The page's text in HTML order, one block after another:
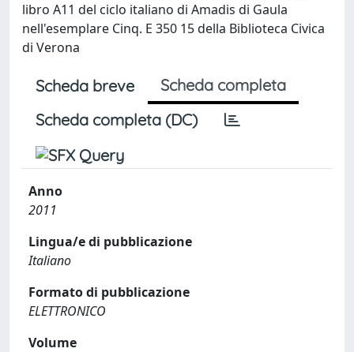
libro A11 del ciclo italiano di Amadis di Gaula
nell'esemplare Cinq. E 350 15 della Biblioteca Civica
di Verona
Scheda breve
Scheda completa
Scheda completa (DC)
Anno
2011
Lingua/e di pubblicazione
Italiano
Formato di pubblicazione
ELETTRONICO
Volume